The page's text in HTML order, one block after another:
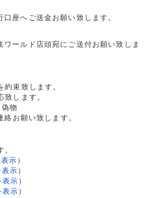
座へご送金お願い致します。
ールド店頭宛にご送付お願い致しま
約束致します。
致します。
物
お願い致します。
。
示 ）
示 ）
表示 ）
表示 ）